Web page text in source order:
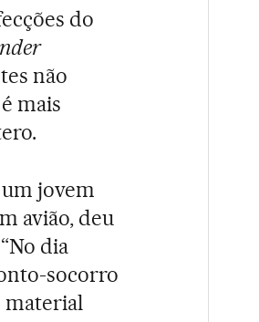
do
não
é mais
um jovem
avião, deu
dia
socorro
material